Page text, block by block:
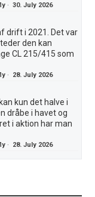
·30. July 2026
drift i 2021. Det var
den kan
CL 215/415 som
· 28. July 2026
kun det halve i
dråbe i havet og
i aktion har man
· 28. July 2026